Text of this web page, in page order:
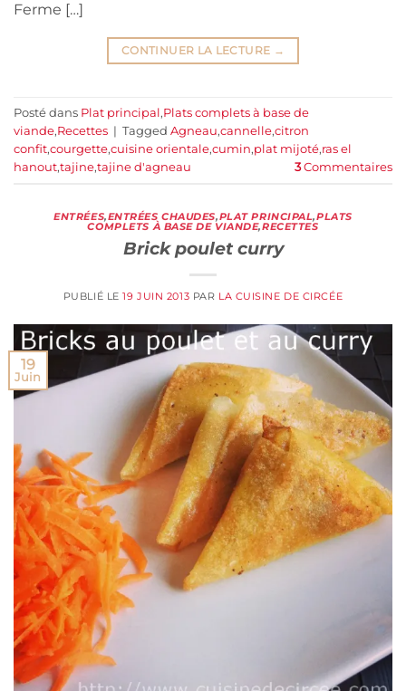
Ferme […]
CONTINUER LA LECTURE →
Posté dans Plat principal,Plats complets à base de
viande,Recettes | Tagged Agneau,cannelle,citron
confit,courgette,cuisine orientale,cumin,plat mijoté,ras el
hanout,tajine,tajine d'agneau 3Commentaires
ENTRÉES,ENTRÉES CHAUDES,PLAT PRINCIPAL,PLATS
COMPLETS À BASE DE VIANDE,RECETTES
Brick poulet curry
PUBLIÉ LE19 JUIN 2013 PAR LA CUISINE DE CIRCÉE
19
Juin